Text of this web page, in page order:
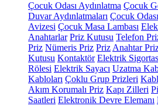
Çocuk Odası Aydınlatma Çocuk
Duvar Aydınlatmaları Çocuk
Avizesi Çocuk Masa Lambası
Anahtarlar Priz Kutusu Telefon
Priz Nümeris Priz Priz Anahtar
Kutusu Kontaktör Elektrik
Rölesi Elektrik Sayacı Uzatma
Kabloları Çoklu Grup Prizleri
Akım Korumalı Priz Kapı Zilleri
Saatleri Elektronik Devre Elemanı